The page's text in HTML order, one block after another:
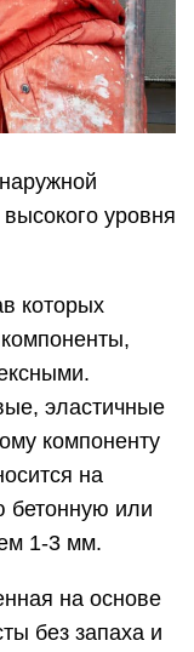
уровня
которых
эластичные
компоненту
на
бетонную или
1-3 мм.
на основе
без запаха и